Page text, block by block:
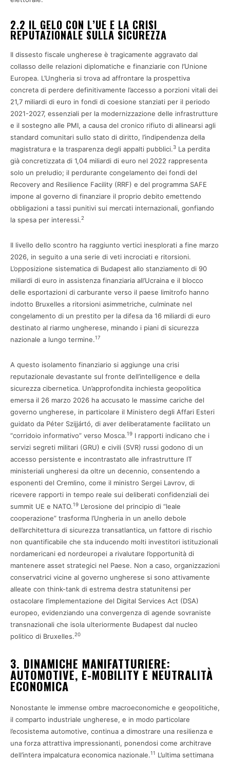
2.2 IL GELO CON L’UE E LA CRISI
REPUTAZIONALE SULLA SICUREZZA
Il dissesto fiscale ungherese è tragicamente aggravato dal
collasso delle relazioni diplomatiche e finanziarie con l’Unione
Europea. L’Ungheria si trova ad affrontare la prospettiva
concreta di perdere definitivamente l’accesso a porzioni vitali dei
21,7 miliardi di euro in fondi di coesione stanziati per il periodo
2021-2027, essenziali per la modernizzazione delle infrastrutture
e il sostegno alle PMI, a causa del cronico rifiuto di allinearsi agli
standard comunitari sullo stato di diritto, l’indipendenza della
magistratura e la trasparenza degli appalti pubblici.3 La perdita
già concretizzata di 1,04 miliardi di euro nel 2022 rappresenta
solo un preludio; il perdurante congelamento dei fondi del
Recovery and Resilience Facility (RRF) e del programma SAFE
impone al governo di finanziare il proprio debito emettendo
obbligazioni a tassi punitivi sui mercati internazionali, gonfiando
la spesa per interessi.2
Il livello dello scontro ha raggiunto vertici inesplorati a fine marzo
2026, in seguito a una serie di veti incrociati e ritorsioni.
L’opposizione sistematica di Budapest allo stanziamento di 90
miliardi di euro in assistenza finanziaria all’Ucraina e il blocco
delle esportazioni di carburante verso il paese limitrofo hanno
indotto Bruxelles a ritorsioni asimmetriche, culminate nel
congelamento di un prestito per la difesa da 16 miliardi di euro
destinato al riarmo ungherese, minando i piani di sicurezza
nazionale a lungo termine.17
A questo isolamento finanziario si aggiunge una crisi
reputazionale devastante sul fronte dell’intelligence e della
sicurezza cibernetica. Un’approfondita inchiesta geopolitica
emersa il 26 marzo 2026 ha accusato le massime cariche del
governo ungherese, in particolare il Ministero degli Affari Esteri
guidato da Péter Szijjártó, di aver deliberatamente facilitato un
“corridoio informativo” verso Mosca.19 I rapporti indicano che i
servizi segreti militari (GRU) e civili (SVR) russi godono di un
accesso persistente e incontrastato alle infrastrutture IT
ministeriali ungheresi da oltre un decennio, consentendo a
esponenti del Cremlino, come il ministro Sergei Lavrov, di
ricevere rapporti in tempo reale sui deliberati confidenziali dei
summit UE e NATO.19 L’erosione del principio di “leale
cooperazione” trasforma l’Ungheria in un anello debole
dell’architettura di sicurezza transatlantica, un fattore di rischio
non quantificabile che sta inducendo molti investitori istituzionali
nordamericani ed nordeuropei a rivalutare l’opportunità di
mantenere asset strategici nel Paese. Non a caso, organizzazioni
conservatrici vicine al governo ungherese si sono attivamente
alleate con think-tank di estrema destra statunitensi per
ostacolare l’implementazione del Digital Services Act (DSA)
europeo, evidenziando una convergenza di agende sovraniste
transnazionali che isola ulteriormente Budapest dal nucleo
politico di Bruxelles.20
3. DINAMICHE MANIFATTURIERE:
AUTOMOTIVE, E-MOBILITY E NEUTRALITÀ
ECONOMICA
Nonostante le immense ombre macroeconomiche e geopolitiche,
il comparto industriale ungherese, e in modo particolare
l’ecosistema automotive, continua a dimostrare una resilienza e
una forza attrattiva impressionanti, ponendosi come architrave
dell’intera impalcatura economica nazionale.11 L’ultima settimana